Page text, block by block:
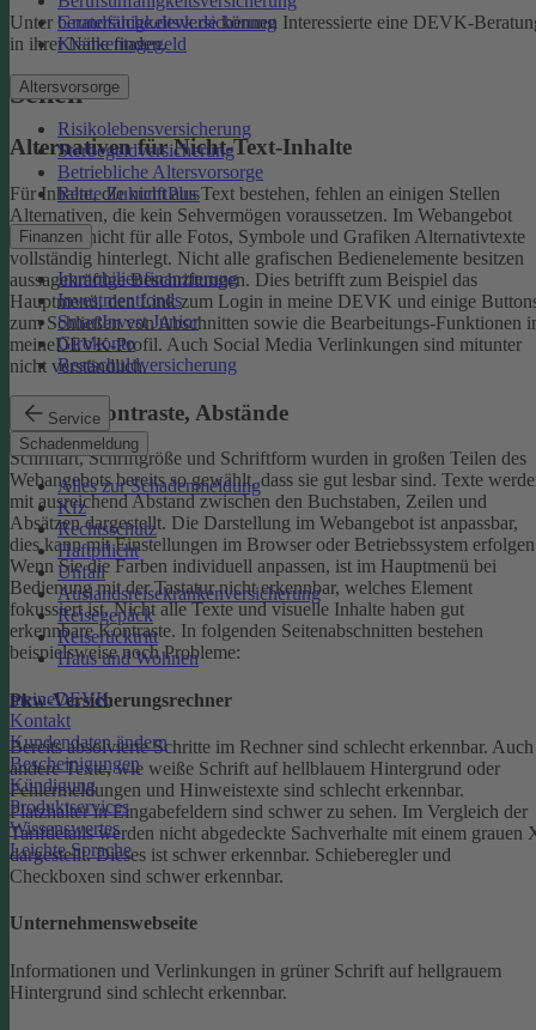
Grundfähigkeitsversicherung
Krankentagegeld
Altersvorsorge
Risikolebensversicherung
Sterbegeldversicherung
Betriebliche Altersvorsorge
Rente ZukunftPlus
Finanzen
Immobilienfinanzierung
Investmentfonds
SmartInvest Junior
Girokonto
Restschuldversicherung
Service
Schadenmeldung
Alles zur Schadenmeldung
Kfz
Rechtsschutz
Haftpflicht
Unfall
Auslandsreisekrankenversicherung
Reisegepäck
Reiserücktritt
Haus und Wohnen
meineDEVK
Kontakt
Kundendaten ändern
Bescheinigungen
Kündigung
Produktservices
Wissenswertes
Leichte Sprache
Unter beratersuche.devk.dekönnen Interessierte eine DEVK-
in ihrer Nähe finden.
Sehen
Alternativen für Nicht-Text-Inhalte
Für Inhalte, die nicht aus Text bestehen, fehlen an einigen Stellen
Alternativen, die kein Sehvermögen voraussetzen. Im Webangebot
sind noch nicht für alle Fotos, Symbole und Grafiken Alternativtexte
vollständig hinterlegt. Nicht alle grafischen Bedienelemente besitzen
aussagekräftige Beschriftungen. Dies betrifft zum Beispiel das
Hauptmenü, den Link zum Login in meine DEVK und einige
zum Schließen von Abschnitten sowie die Bearbeitungs-Funktionen
meineDEVK-Profil. Auch Social Media Verlinkungen sind mitunter
nicht verständlich.
Schrift, Kontraste, Abstände
Schriftart, Schriftgröße und Schriftform wurden in großen Teilen des
Webangebots bereits so gewählt, dass sie gut lesbar sind. Texte
mit ausreichend Abstand zwischen den Buchstaben, Zeilen und
Absätzen dargestellt. Die Darstellung im Webangebot ist anpassbar,
dies kann mit Einstellungen im Browser oder Betriebssystem
Wenn Sie die Farben individuell anpassen, ist im Hauptmenü bei
Bedienung mit der Tastatur nicht erkennbar, welches Element
fokussiert ist.Nicht alle Texte und visuelle Inhalte haben gut
erkennbare Kontraste. In folgenden Seitenabschnitten bestehen
beispielsweise noch Probleme:
Pkw-Versicherungsrechner
Bereits absolvierte Schritte im Rechner sind schlecht erkennbar. Auch
andere Texte, wie weiße Schrift auf hellblauem Hintergrund oder
Fehlermeldungen und Hinweistexte sind schlecht erkennbar.
Platzhalter in Eingabefeldern sind schwer zu sehen. Im Vergleich der
Tarifdetails werden nicht abgedeckte Sachverhalte mit einem grauen
dargestellt. Dieses ist schwer erkennbar. Schieberegler und
Checkboxen sind schwer erkennbar.
Unternehmenswebseite
Informationen und Verlinkungen in grüner Schrift auf hellgrauem
Hintergrund sind schlecht erkennbar.